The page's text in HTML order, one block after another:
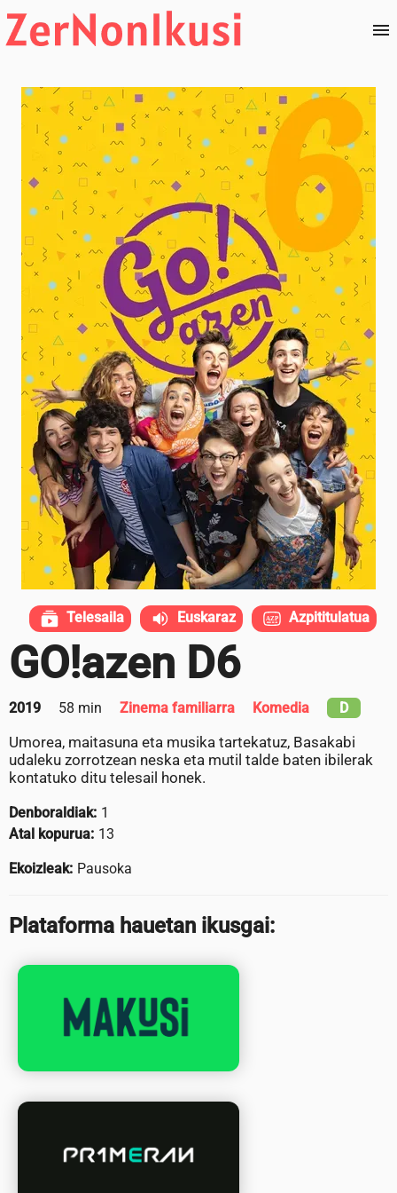
GO!azen D6
2019 58 min Zinema familiarra Komedia D
Umorea, maitasuna eta musika tartekatuz, Basakabi
udaleku zorrotzean neska eta mutil talde baten ibilerak
kontatuko ditu telesail honek.
Denboraldiak: 1
Atal kopurua: 13
Ekoizleak: Pausoka
Plataforma hauetan ikusgai:
Telesaila Euskaraz Azpititulatua